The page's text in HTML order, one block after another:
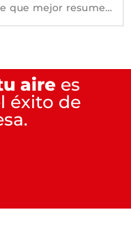
que mejor resume…
aire es
éxito de